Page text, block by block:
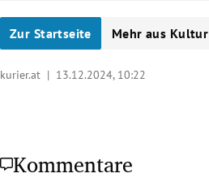
Zur Startseite Mehr aus Kultur
kurier.at | 13.12.2024, 10:22
Kommentare